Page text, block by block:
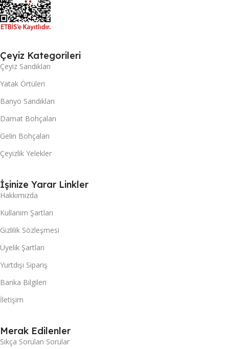
Çeyiz Kategorileri
Çeyiz Sandıkları
Yatak Örtüleri
Banyo Sandıkları
Damat Bohçaları
Gelin Bohçaları
Çeyizlik Yelekler
İşinize Yarar Linkler
Hakkımızda
Kullanım Şartları
Gizlilik Sözleşmesi
Üyelik Şartları
Yurtdışı Sipariş
Banka Bilgileri
İletişim
Merak Edilenler
Sıkça Sorulan Sorular